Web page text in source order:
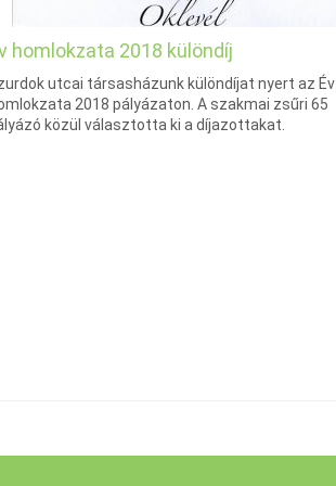
homlokzata 2018 különdíj
utcai társasházunk különdíjat nyert az Év
2018 pályázaton. A szakmai zsűri 65
közül választotta ki a díjazottakat.